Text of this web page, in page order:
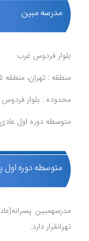
مدرسه مبین
بلوار فردوس غرب
منطقه : تهران، منطقه 5
محدوده : بلوار فردوس
متوسطه دوره اول
متوسطه دوره اول
تهرانقرار دارد.